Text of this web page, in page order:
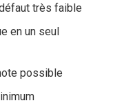
très faible
en un seul
possible